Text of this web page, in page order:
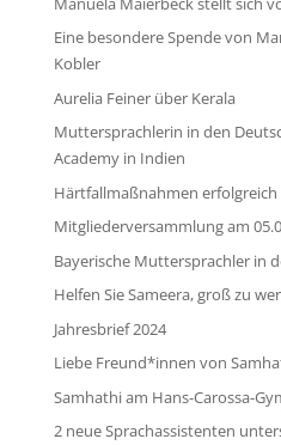
Eine besondere Spende von
Kobler
Aurelia Feiner über Kerala
Muttersprachlerin in den
Academy in Indien
Härtfallmaßnahmen erfolgreich
Mitgliederversammlung am
Bayerische Muttersprachler in
Helfen Sie Sameera, groß zu
Jahresbrief 2024
Liebe Freund*innen von
Samhathi am Hans-Carossa-
2 neue Sprachassistenten